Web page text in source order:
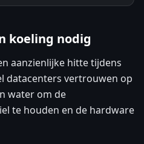
koeling nodig
aanzienlijke hitte tijdens
datacenters vertrouwen op
water om de
te houden en de hardware